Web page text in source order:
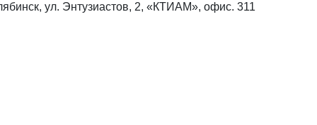
ул. Энтузиастов, 2, «КТИАМ», офис. 311